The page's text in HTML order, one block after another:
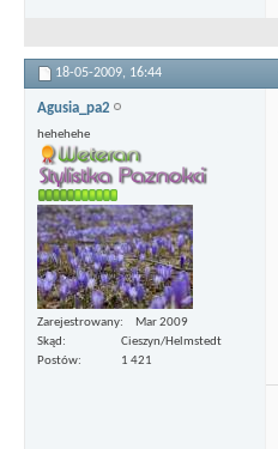
18-05-2009, 16:44
Agusia_pa2
hehehehe
Zarejestrowany
Mar 2009
Skąd
Cieszyn/Helmstedt
Postów
1 421